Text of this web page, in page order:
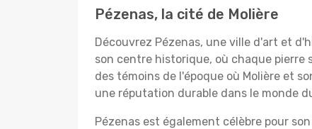
Pézenas, la cité de Molière
Découvrez Pézenas, une ville d'art et
son centre historique, où chaque pierre
des témoins de l'époque où Molière et
une réputation durable dans le monde
Pézenas est également célèbre pour